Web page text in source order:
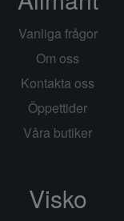
Vanliga frågor
Om oss
Kontakta oss
Öppettider
Våra butiker
Visko